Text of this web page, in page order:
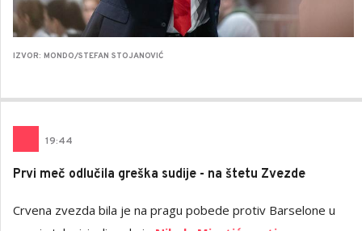
IZVOR: MONDO/STEFAN STOJANOVIĆ
19:44
Prvi meč odlučila greška sudije - na štetu Zvezde
Crvena zvezda bila je na pragu pobede protiv Barselone u